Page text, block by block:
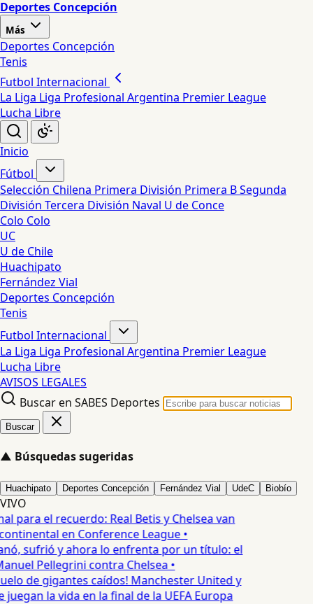
Deportes Concepción
Más
Deportes Concepción
Tenis
Futbol Internacional
La Liga Liga Profesional Argentina Premier League
Lucha Libre
Inicio
Fútbol
Selección Chilena Primera División Primera BSegunda
División Tercera División Naval U de Conce
Colo Colo
UC
U de Chile
Huachipato
Fernández Vial
Deportes Concepción
Tenis
Futbol Internacional
La Liga Liga Profesional Argentina Premier League
Lucha Libre
AVISOS LEGALES
Buscar en SABES Deportes
Buscar
▲ Búsquedas sugeridas
Huachipato Deportes Concepción Fernández Vial UdeC Biobío
VIVO
para el recuerdo: Real Betis y Chelsea van
en Conference League •
sufrió y ahora lo enfrenta por un título: el
Pellegrini contra Chelsea •
de gigantes caídos! Manchester United y
la vida en la final de la UEFA Europa